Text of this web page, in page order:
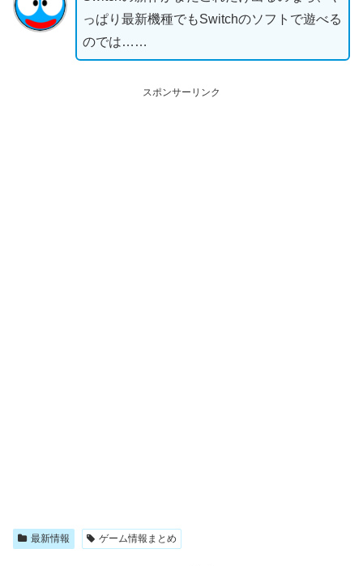
っぱり最新機種でもSwitchのソフトで遊べる
のでは……
スポンサーリンク
最新情報 ゲーム情報まとめ